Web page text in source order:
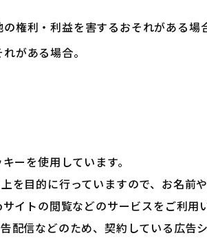
権利・利益を害するおそれがある場
がある場合。
ーを使用しています。
を目的に行っていますので、お名前
イトの閲覧などのサービスをご利
配信などのため、契約している広